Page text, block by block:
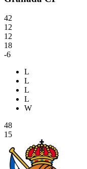
42
12
12
18
-6
L
L
L
L
W
48
15